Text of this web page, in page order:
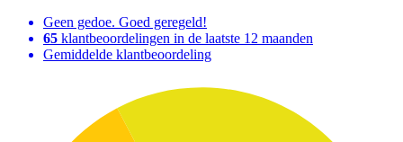
Geen gedoe. Goed geregeld!
65 klantbeoordelingen in de laatste 12 maanden
Gemiddelde klantbeoordeling